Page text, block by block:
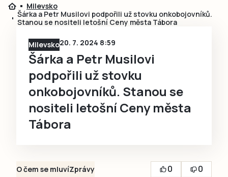
Milevsko
Šárka a Petr Musilovi podpořili už stovku onkobojovníků.
Stanou se nositeli letošní Ceny města Tábora
Milevsko20. 7. 2024 8:59
Šárka a Petr Musilovi
podpořili už stovku
onkobojovníků. Stanou se
nositeli letošní Ceny města
Tábora
O čem se mluvíZprávy 0
0